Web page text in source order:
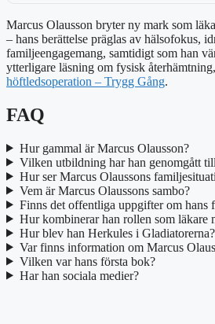
Marcus Olausson bryter ny mark som
– hans berättelse präglas av hälsofokus,
familjeengagemang, samtidigt som han
ytterligare läsning om fysisk
höftledsoperation – Trygg Gång.
FAQ
Hur gammal är Marcus Olausson?
Vilken utbildning har han genomgått
Hur ser Marcus Olaussons
Vem är Marcus Olaussons sambo?
Finns det offentliga uppgifter om hans
Hur kombinerar han rollen som läkare
Hur blev han Herkules i Gladiatorerna?
Var finns information om Marcus
Vilken var hans första bok?
Har han sociala medier?